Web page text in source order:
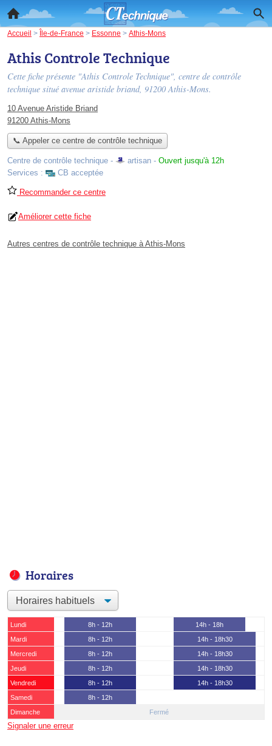
Accueil > Île-de-France > Essonne > Athis-Mons
Athis Controle Technique
Cette fiche présente "Athis Controle Technique", centre de contrôle
technique situé avenue aristide briand, 91200 Athis-Mons.
10 Avenue Aristide Briand
91200 Athis-Mons
📞 Appeler ce centre de contrôle technique
Centre de contrôle technique - artisan - Ouvert jusqu'à 12h
Services :
CB acceptée
Recommander ce centre
Améliorer cette fiche
Autres centres de contrôle technique à Athis-Mons
Horaires
Lundi 8h - 12h
14h - 18h
Mardi
8h - 12h
14h - 18h30
Mercredi
8h - 12h
14h - 18h30
Jeudi
8h - 12h
14h - 18h30
Vendredi
8h - 12h
14h - 18h30
Samedi
8h - 12h
Dimanche
Fermé
Signaler une erreur